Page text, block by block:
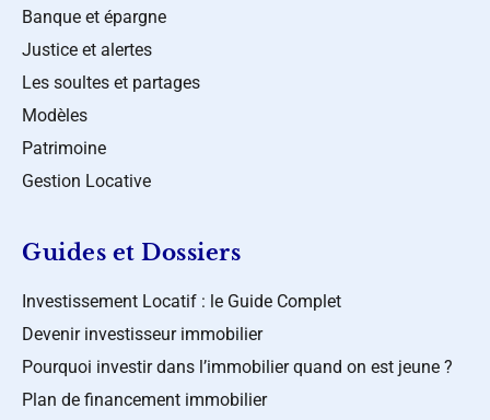
Banque et épargne
Justice et alertes
Les soultes et partages
Modèles
Patrimoine
Gestion Locative
Guides et Dossiers
Investissement Locatif : le Guide Complet
Devenir investisseur immobilier
Pourquoi investir dans l’immobilier quand on est jeune ?
Plan de financement immobilier